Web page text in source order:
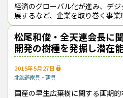
ボリビアの森林でモデル的経
GPS測定
冨部
弊社は、ボリビア東部の森林で、
る。
ボリビアの森林法では、自然環境
経済のグローバル化が進み、デ
展するなど、企業を取り巻く事
る。昔から企業を存続させるカ
てきたが、時代の流れを的確に読
松尾和俊・全天連会長
開発の樹種を発掘し潜在
出す！【広葉樹新時代
と市場が動き出す②】
2015年5月27日
北海道家具・建具
国産の早生広葉樹に関する画期